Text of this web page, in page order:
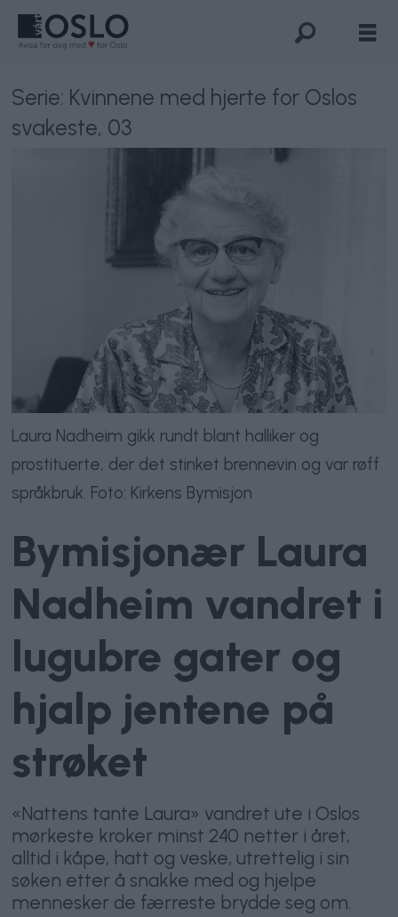
Serie: Kvinnene med hjerte for Oslos
svakeste, 03
Laura Nadheim gikk rundt blant halliker og
prostituerte, der det stinket brennevin og var røff
språkbruk. Foto: Kirkens Bymisjon
Bymisjonær Laura
Nadheim vandret i
lugubre gater og
hjalp jentene på
strøket
«Nattens tante Laura» vandret ute i Oslos
mørkeste kroker minst 240 netter i året,
alltid i kåpe, hatt og veske, utrettelig i sin
søken etter å snakke med og hjelpe
mennesker de færreste brydde seg om.